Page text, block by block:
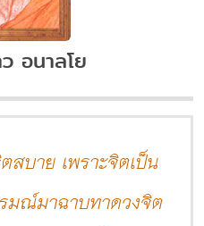
อนาลโย
บาย เพราะจิตเป็น
มณ์มาฉาบทาดวงจิต